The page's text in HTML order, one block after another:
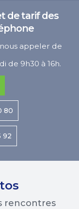
de tarif des
nous appeler de
de 9h30 à 16h.
80
92
rencontres